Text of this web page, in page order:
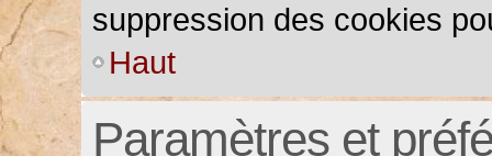
suppression des cookies
Haut
Paramètres et